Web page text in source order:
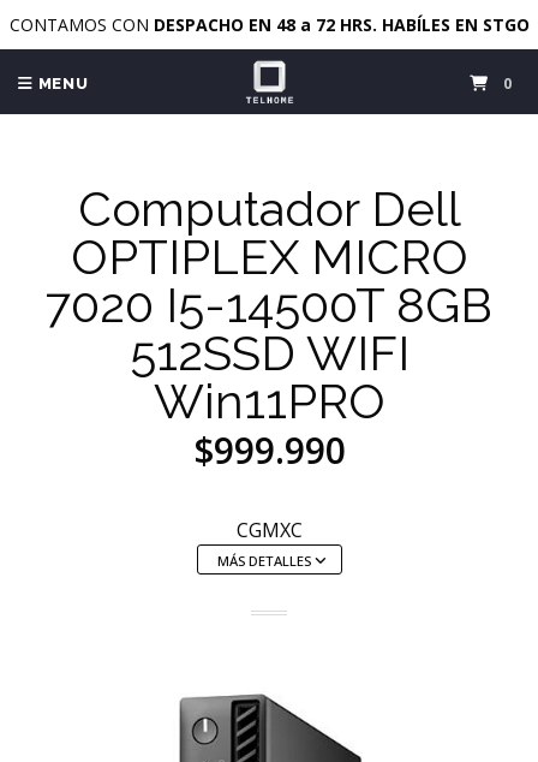
CONTAMOS CON DESPACHO EN 48 a 72 HRS. HABÍLES EN STGO
MENU 0
Computador Dell
OPTIPLEX MICRO
7020 I5-14500T 8GB
512SSD WIFI
Win11PRO
$999.990
CGMXC
MÁS DETALLES